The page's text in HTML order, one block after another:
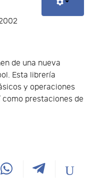
de una nueva
Esta librería
y operaciones
prestaciones de